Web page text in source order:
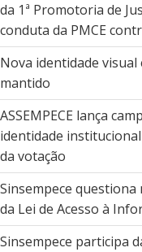
da 1ª Promotoria de
conduta da PMCE
Nova identidade visual
mantido
ASSEMPECE lança
identidade
da votação
Sinsempece
da Lei de Acesso à
Sinsempece participa